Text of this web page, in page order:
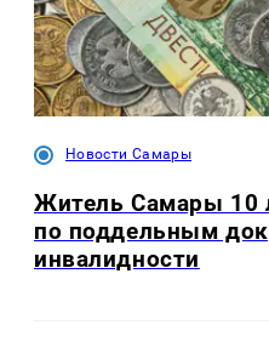
Новости Самары
Житель Самары 10
по поддельным
инвалидности